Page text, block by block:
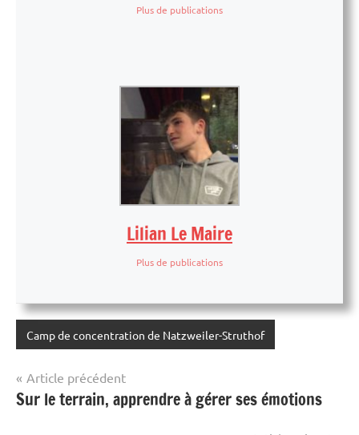
Plus de publications
Lilian Le Maire
Plus de publications
Camp de concentration de Natzweiler-Struthof
Navigation
de
Article précédent
Sur le terrain, apprendre à gérer ses émotions